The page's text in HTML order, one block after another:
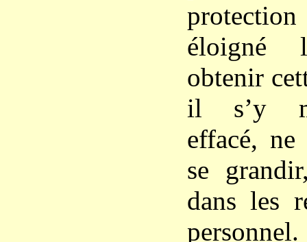
obtenir
il s’y
effacé, ne
se
dans les